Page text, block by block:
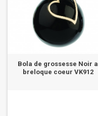
Bola de grossesse Noir a
breloque coeur VK912